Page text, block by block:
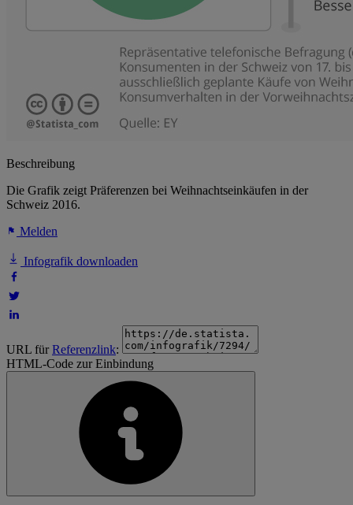
Beschreibung
Die Grafik zeigt Präferenzen bei Weihnachtseinkäufen in der
Schweiz 2016.
Melden
Infografik downloaden
URL fürReferenzlink:
HTML-Code zur Einbindung